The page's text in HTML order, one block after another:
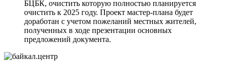
БЦБК, очистить которую полностью планируется
очистить к 2025 году. Проект мастер-плана будет
доработан с учетом пожеланий местных жителей,
полученных в ходе презентации основных
предложений документа.